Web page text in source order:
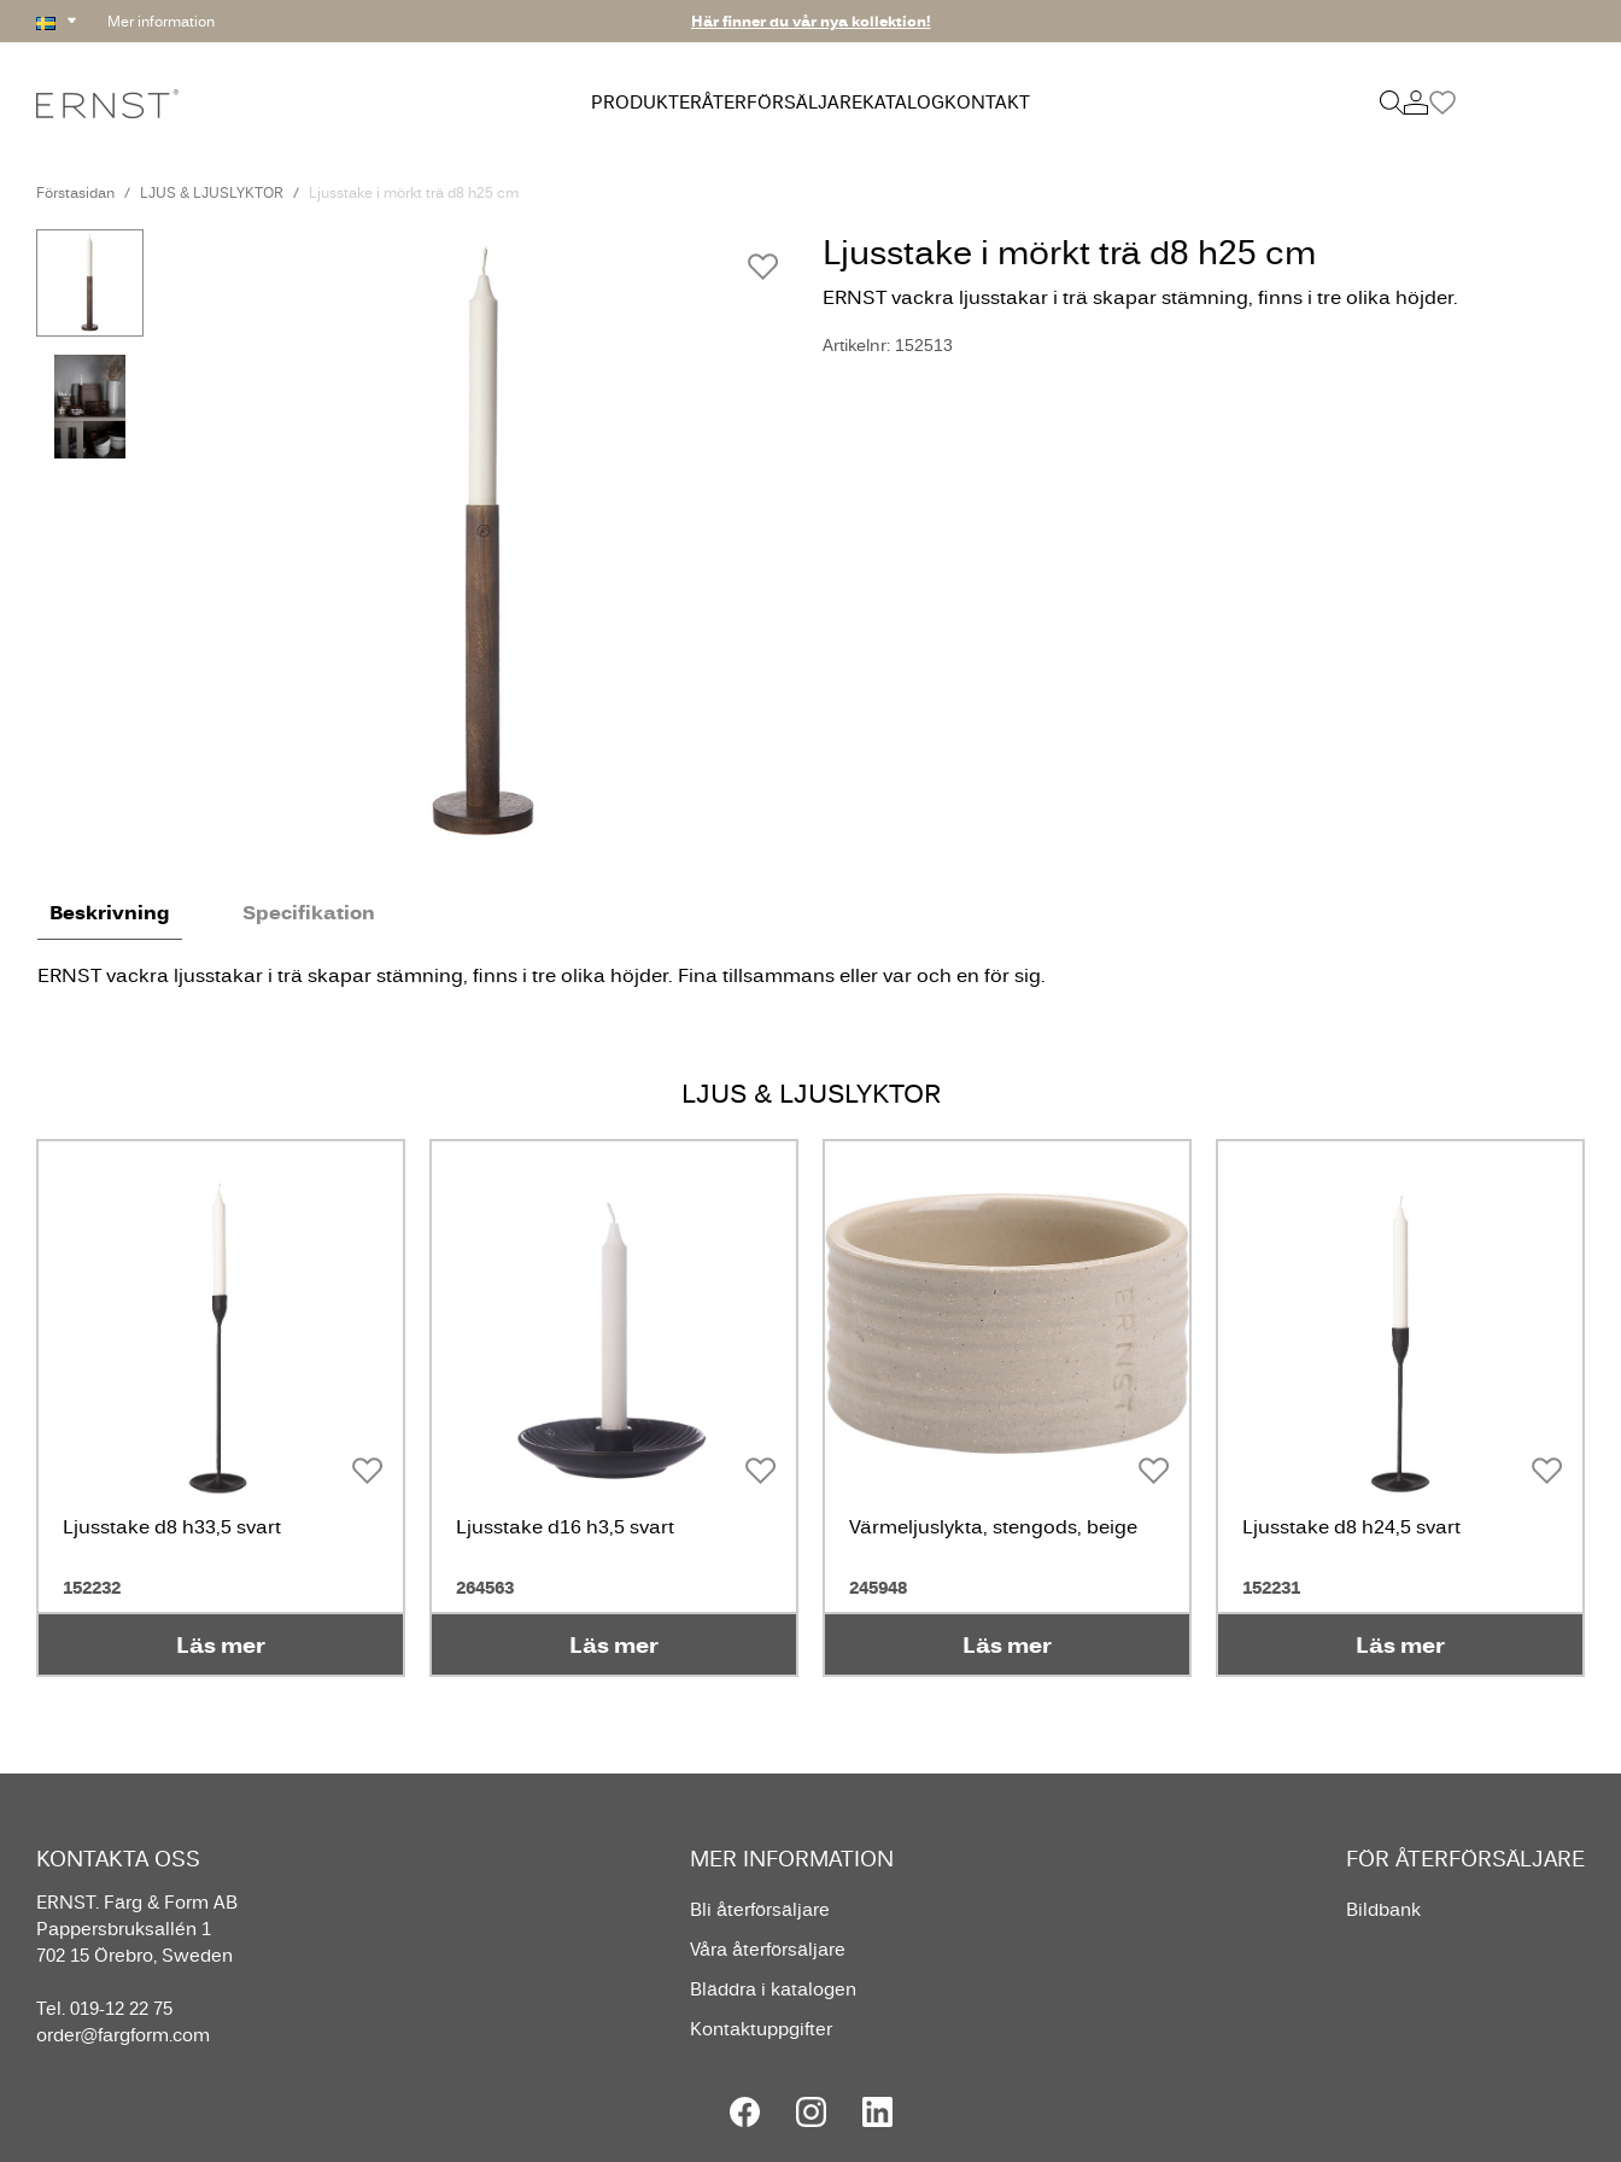
Mer information Här finner du vår nya kollektion!
PRODUKTERÅTERFÖRSÄLJAREKATALOGKONTAKT
Förstasidan LJUS & LJUSLYKTOR Ljusstake i mörkt trä d8 h25 cm
Ljusstake i mörkt trä d8 h25 cm
ERNST vackra ljusstakar i trä skapar stämning, finns i tre olika höjder.
Artikelnr: 152513
Beskrivning Specifikation
ERNST vackra ljusstakar i trä skapar stämning, finns i tre olika höjder. Fina tillsammans eller var och en för sig.
LJUS & LJUSLYKTOR
Ljusstake d8 h33,5 svart
152232
Läs mer
Ljusstake d16 h3,5 svart
264563
Läs mer
Värmeljuslykta, stengods, beige
245948
Läs mer
Ljusstake d8 h24,5 svart
152231
Läs mer
KONTAKTA OSS
ERNST. Färg & Form AB
Pappersbruksallén 1
702 15 Örebro, Sweden
Tel. 019-12 22 75
order@fargform.com
MER INFORMATION
Bli återförsäljare
Våra återförsäljare
Bläddra i katalogen
Kontaktuppgifter
FÖR ÅTERFÖRSÄLJARE
Bildbank